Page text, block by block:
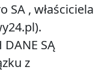
SA , właściciela
DANE SĄ
z